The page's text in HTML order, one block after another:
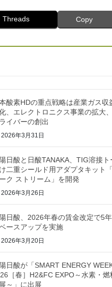
Threads Copy
酸素HDの重点戦略は産業ガス収
、エレクトロニクス事業の拡大
イバーの創出
2026年3月31日
日酸と日酸TANAKA、TIG溶接ト
二重シールド用アダプタキット
ク ストリーム」を開発
2026年3月26日
日酸、2026年春の賃金改定で5
ースアップを実施
2026年3月20日
日酸が「SMART ENERGY
［春］H2&FC EXPO～水素・燃
～」に出展